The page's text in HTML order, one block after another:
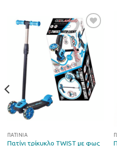
Προσθήκη
στη Λίστα
Επιθυμιών
ΠΑΤΊΝΙΑ
Πατίνι τρίκυκλο TWIST με φως